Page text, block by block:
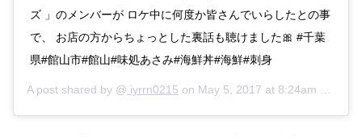
ズ 」のメンバーが ロケ中に何度か皆さんでいらしたとの事
で、 お店の方からちょっとした裏話も聴けました🎀 #千葉
県#館山市#館山#味処あさみ#海鮮丼#海鮮#刺身
A post shared by @ iyrrn0215 on May 5, 2017 at 8:24am PDT